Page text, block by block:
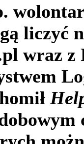
liczyć
wraz z